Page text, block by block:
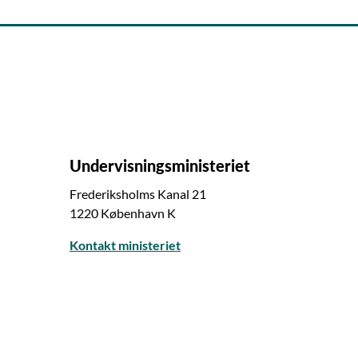
Undervisningsministeriet
Frederiksholms Kanal 21
1220 København K
Kontakt ministeriet